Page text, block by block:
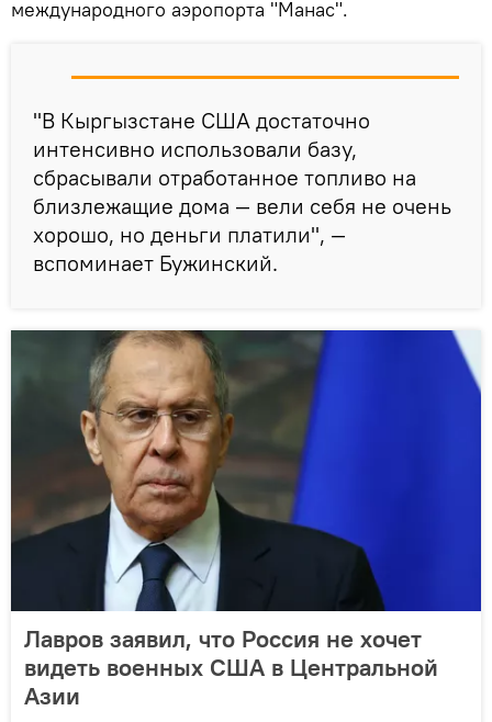
международного аэропорта "Манас".
"В Кыргызстане США достаточно
интенсивно использовали базу,
сбрасывали отработанное топливо на
близлежащие дома — вели себя не очень
хорошо, но деньги платили", —
вспоминает Бужинский.
Лавров заявил, что Россия не хочет
видеть военных США в Центральной
Азии